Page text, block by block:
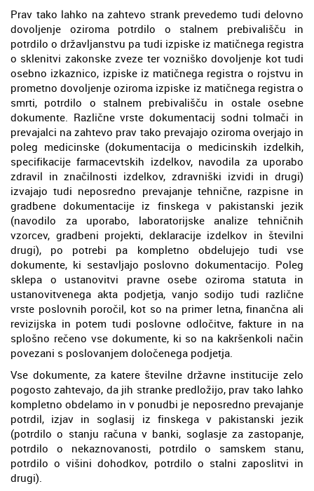
Prav tako lahko na zahtevo strank prevedemo tudi delovno
dovoljenje oziroma potrdilo o stalnem prebivališču in
potrdilo o državljanstvu pa tudi izpiske iz matičnega registra
o sklenitvi zakonske zveze ter vozniško dovoljenje kot tudi
osebno izkaznico, izpiske iz matičnega registra o rojstvu in
prometno dovoljenje oziroma izpiske iz matičnega registra o
smrti, potrdilo o stalnem prebivališču in ostale osebne
dokumente. Različne vrste dokumentacij sodni tolmači in
prevajalci na zahtevo prav tako prevajajo oziroma overjajo in
poleg medicinske (dokumentacija o medicinskih izdelkih,
specifikacije farmacevtskih izdelkov, navodila za uporabo
zdravil in značilnosti izdelkov, zdravniški izvidi in drugi)
izvajajo tudi neposredno prevajanje tehnične, razpisne in
gradbene dokumentacije iz finskega v pakistanski jezik
(navodilo za uporabo, laboratorijske analize tehničnih
vzorcev, gradbeni projekti, deklaracije izdelkov in številni
drugi), po potrebi pa kompletno obdelujejo tudi vse
dokumente, ki sestavljajo poslovno dokumentacijo. Poleg
sklepa o ustanovitvi pravne osebe oziroma statuta in
ustanovitvenega akta podjetja, vanjo sodijo tudi različne
vrste poslovnih poročil, kot so na primer letna, finančna ali
revizijska in potem tudi poslovne odločitve, fakture in na
splošno rečeno vse dokumente, ki so na kakršenkoli način
povezani s poslovanjem določenega podjetja.
Vse dokumente, za katere številne državne institucije zelo
pogosto zahtevajo, da jih stranke predložijo, prav tako lahko
kompletno obdelamo in v ponudbi je neposredno prevajanje
potrdil, izjav in soglasij iz finskega v pakistanski jezik
(potrdilo o stanju računa v banki, soglasje za zastopanje,
potrdilo o nekaznovanosti, potrdilo o samskem stanu,
potrdilo o višini dohodkov, potrdilo o stalni zaposlitvi in
drugi).